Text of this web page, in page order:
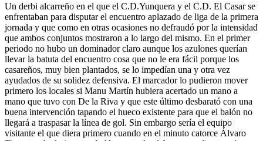
Un derbi alcarreño en el que el C.D.Yunquera y el C.D. El Casar se
enfrentaban para disputar el encuentro aplazado de liga de la primera
jornada y que como en otras ocasiones no defraudó por la intensidad
que ambos conjuntos mostraron a lo largo del mismo. En el primer
periodo no hubo un dominador claro aunque los azulones querían
llevar la batuta del encuentro cosa que no le era fácil porque los
casareños, muy bien plantados, se lo impedían una y otra vez
ayudados de su solidez defensiva. El marcador lo pudieron mover
primero los locales si Manu Martín hubiera acertado un mano a
mano que tuvo con De la Riva y que este último desbarató con una
buena intervención tapando el hueco existente para que el balón no
llegará a traspasar la línea de gol. Sin embargo sería el equipo
visitante el que diera primero cuando en el minuto catorce Álvaro